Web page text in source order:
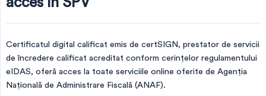
Certificatul digital calificat emis de certSIGN, prestator de servicii
de încredere calificat acreditat conform cerințelor regulamentului
eIDAS, oferă acces la toate serviciile online oferite de Agenția
Națională de Administrare Fiscală (ANAF).